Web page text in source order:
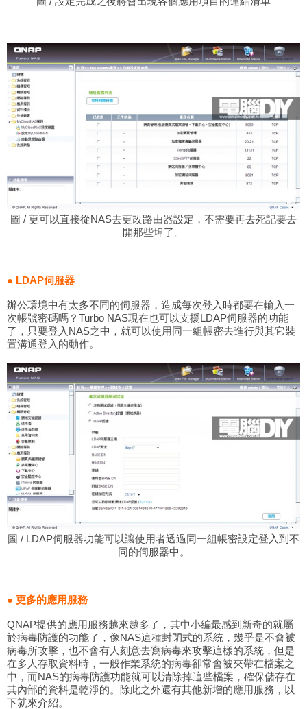
圖 / 更可以直接從NAS去更改路由器設定，不需要再去死記要去
開那些埠了。
● LDAP伺服器
辦公環境中有太多不同的伺服器，造成每次登入時都要在輸入一
次帳號密碼嗎？Turbo NAS現在也可以支援LDAP伺服器的功能
了，只要登入NAS之中，就可以使用同一組帳密去進行與其它裝
置溝通登入的動作。
圖 / LDAP伺服器功能可以讓使用者透過同一組帳密設定登入到不
同的伺服器中。
● 更多的應用服務
QNAP提供的應用服務越來越多了，其中小編最感到新奇的就屬
於病毒防護的功能了，像NAS這種封閉式的系統，幾乎是不會被
病毒所攻擊，也不會有人刻意去寫病毒來攻擊這樣的系統，但是
在多人存取資料時，一般作業系統的病毒卻常會被夾帶在檔案之
中，而NAS的病毒防護功能就可以清除掉這些檔案，確保儲存在
其內部的資料是乾淨的。除此之外還有其他新增的應用服務，以
下就來介紹。